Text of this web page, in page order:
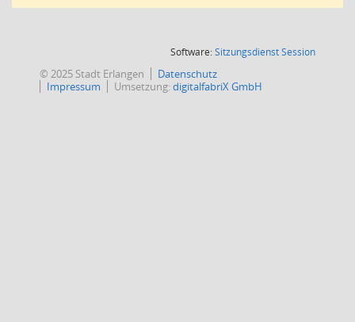
Software:SitzungsdienstSession(Wird in
© 2025 Stadt Erlangen
Datenschutz
Impressum
Umsetzung:digitalfabriX GmbH